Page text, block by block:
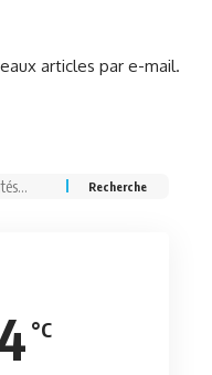
articles par e-mail.
°C